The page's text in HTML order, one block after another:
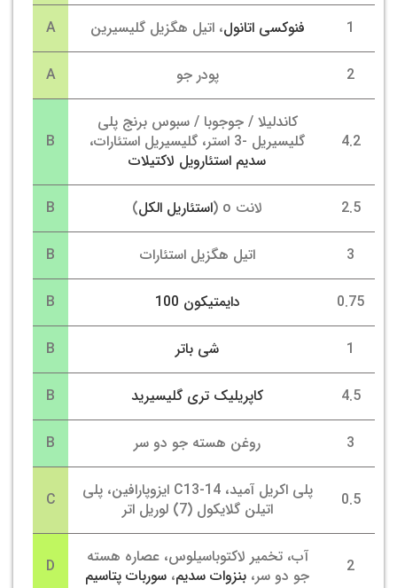
1 فنوکسی اتانول، اتیل هگزیل گلیسیرین A
2 پودر جو A
4.2
کاندلیلا / جوجوبا / سبوس برنج پلی
گلیسیریل -3 استر، گلیسیریل استئارات،
سدیم استئارویل لاکتیلات
B
2.5 لانت o ( استئاریل الکل)
B
3 اتیل هگزیل استئارات B
0.75 دایمتیکون 100 B
1 شی باتر B
4.5 کاپریلیک تری گلیسیرید B
3 روغن هسته جو دو سر B
0.5
پلی اکریل آمید، C13-14 ایزوپارافین، پلی
اتیلن گلایكول (7) لوریل اتر
C
2
آب، تخمیر لاکتوباسیلوس، عصاره هسته
جو دو سر، بنزوات سدیم، سوربات پتاسیم D